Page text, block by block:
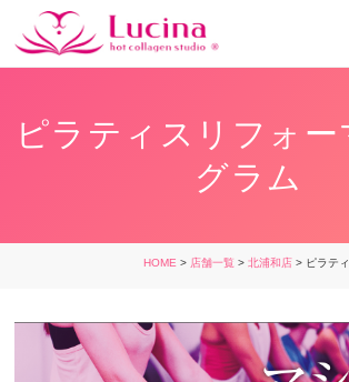
ピラティスリフォー
グラム
HOME > 店舗一覧 > 北浦和店> ピラテ